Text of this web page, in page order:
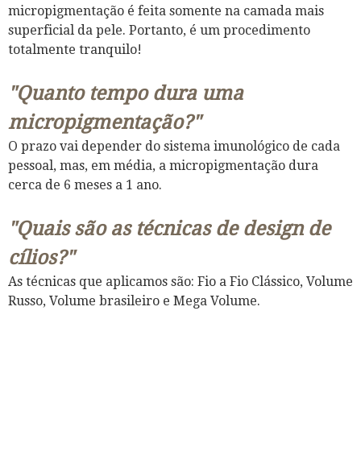
micropigmentação é feita somente na camada mais
superficial da pele. Portanto, é um procedimento
totalmente tranquilo!
"Quanto tempo dura uma
micropig mentação?"
O prazo vai depender do sistema imunológico de cada
pessoal, mas, em média, a micropigmentação dura
cerca de 6 meses a 1 ano.
"Quais são as técnicas de design de
cílios?"
As técnicas que aplicamos são: Fio a Fio Clássico, Volume
Russo, Volume brasileiro e Mega Volume.